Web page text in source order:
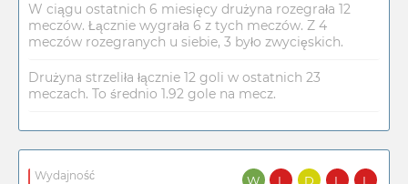
W ciągu ostatnich 6 miesięcy drużyna rozegrała 12
meczów. Łącznie wygrała 6 z tych meczów. Z 4
meczów rozegranych u siebie, 3 było zwycięskich.
Drużyna strzeliła łącznie 12 goli w ostatnich 23
meczach. To średnio 1.92 gole na mecz.
Wydajność W L D L L